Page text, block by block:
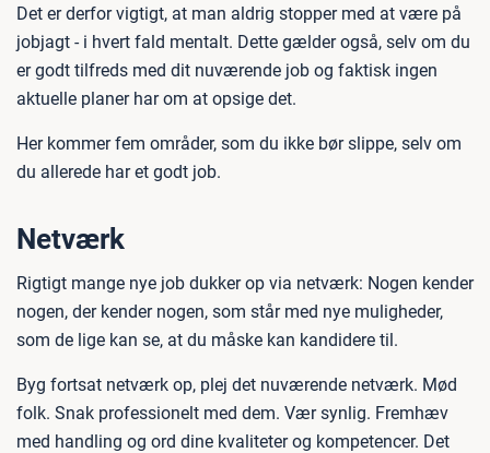
Det er derfor vigtigt, at man aldrig stopper med at være på
jobjagt - i hvert fald mentalt. Dette gælder også, selv om du
er godt tilfreds med dit nuværende job og faktisk ingen
aktuelle planer har om at opsige det.
Her kommer fem områder, som du ikke bør slippe, selv om
du allerede har et godt job.
Netværk
Rigtigt mange nye job dukker op via netværk: Nogen kender
nogen, der kender nogen, som står med nye muligheder,
som de lige kan se, at du måske kan kandidere til.
Byg fortsat netværk op, plej det nuværende netværk. Mød
folk. Snak professionelt med dem. Vær synlig. Fremhæv
med handling og ord dine kvaliteter og kompetencer. Det